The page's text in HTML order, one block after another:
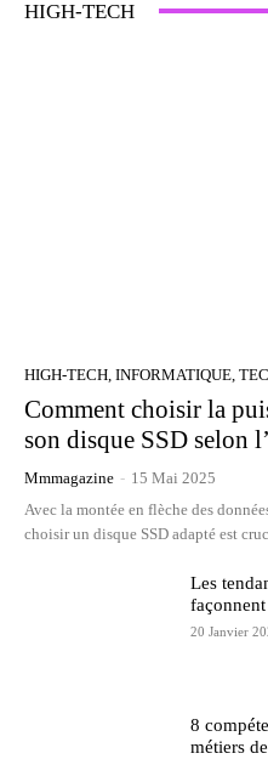
HIGH-TECH
HIGH-TECH, INFORMATIQUE,
Comment choisir la
son disque SSD selon
Mmmagazine - 15 Mai 2025
Avec la montée en flèche des
choisir un disque SSD adapté est
Les
20 Janvier
8
métiers